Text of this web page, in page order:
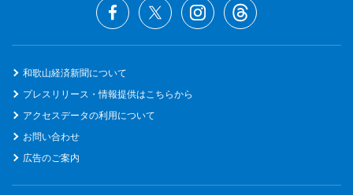
和歌山経済新聞について
プレスリリース・情報提供はこちらから
アクセスデータの利用について
お問い合わせ
広告のご案内